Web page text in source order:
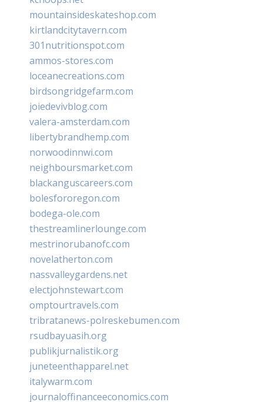
mountainsideskateshop.com
kirtlandcitytavern.com
301nutritionspot.com
ammos-stores.com
loceanecreations.com
birdsongridgefarm.com
joiedevivblog.com
valera-amsterdam.com
libertybrandhemp.com
norwoodinnwi.com
neighboursmarket.com
blackanguscareers.com
bolesfororegon.com
bodega-ole.com
thestreamlinerlounge.com
mestrinorubanofc.com
novelatherton.com
nassvalleygardens.net
electjohnstewart.com
omptourtravels.com
tribratanews-polreskebumen.com
rsudbayuasih.org
publikjurnalistik.org
juneteenthapparel.net
italywarm.com
journaloffinanceeconomics.com